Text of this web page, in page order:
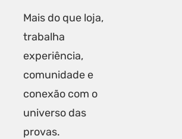
Mais do que loja,
trabalha
experiência,
comunidade e
conexão com o
universo das
provas.